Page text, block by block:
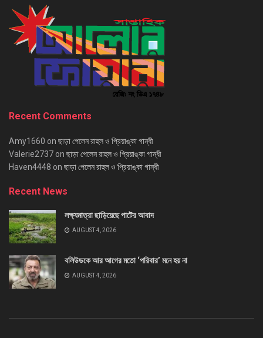
Recent Comments
Amy1660 on ছাড়া পেলেন রাহুল ও প্রিয়াঙ্কা গান্ধী
Valerie2737 on ছাড়া পেলেন রাহুল ও প্রিয়াঙ্কা গান্ধী
Haven4448 on ছাড়া পেলেন রাহুল ও প্রিয়াঙ্কা গান্ধী
Recent News
লক্ষ্যমাত্রা ছাড়িয়েছে পাটের আবাদ
AUGUST 4, 2026
বলিউডকে আর আগের মতো ‘পরিবার’ মনে হয় না
AUGUST 4, 2026